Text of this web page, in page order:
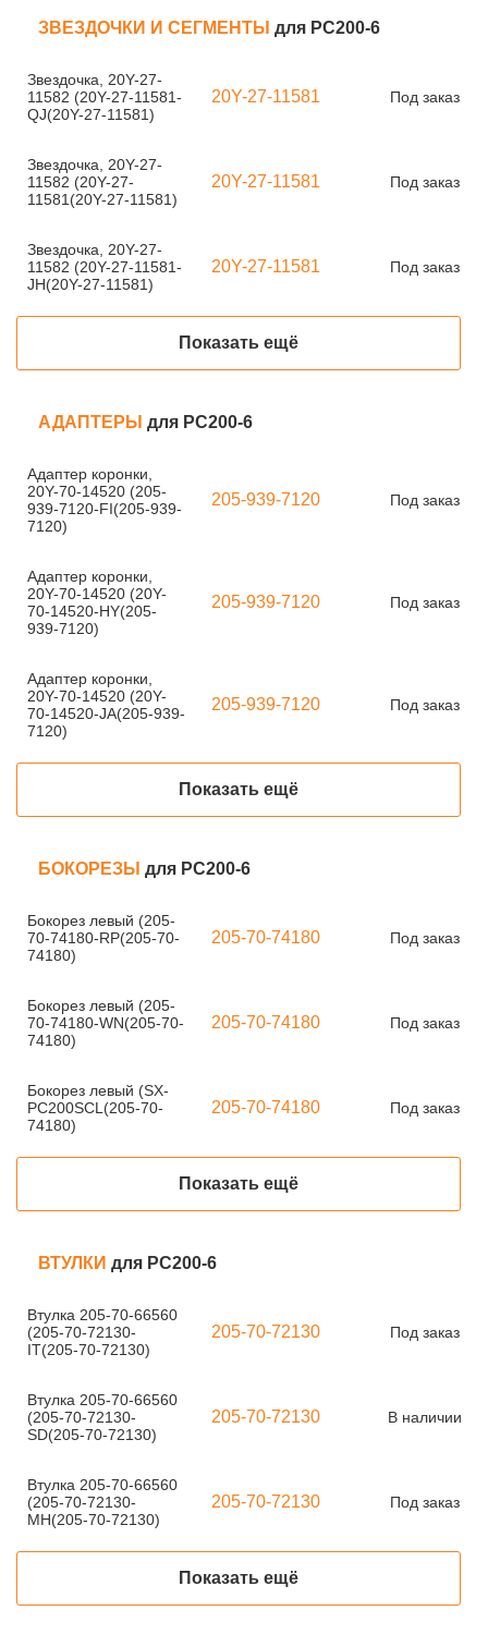
ЗВЕЗДОЧКИ И СЕГМЕНТЫ для PC200-6
Звездочка, 20Y-27-
11582 (20Y-27-11581-
QJ(20Y-27-11581)
20Y-27-11581 Под заказ
Звездочка, 20Y-27-
11582 (20Y-27-
11581(20Y-27-11581)
20Y-27-11581 Под заказ
Звездочка, 20Y-27-
11582 (20Y-27-11581-
JH(20Y-27-11581)
20Y-27-11581 Под заказ
Показать ещё
АДАПТЕРЫ для PC200-6
Адаптер коронки,
20Y-70-14520 (205-
939-7120-FI(205-939-
7120)
205-939-7120 Под заказ
Адаптер коронки,
20Y-70-14520 (20Y-
70-14520-HY(205-
939-7120)
205-939-7120 Под заказ
Адаптер коронки,
20Y-70-14520 (20Y-
70-14520-JA(205-939-
7120)
205-939-7120 Под заказ
Показать ещё
БОКОРЕЗЫ для PC200-6
Бокорез левый (205-
70-74180-RP(205-70-
74180)
205-70-74180 Под заказ
Бокорез левый (205-
70-74180-WN(205-70-
74180)
205-70-74180 Под заказ
Бокорез левый (SX-
PC200SCL(205-70-
74180)
205-70-74180 Под заказ
Показать ещё
ВТУЛКИ для PC200-6
Втулка 205-70-66560
(205-70-72130-
IT(205-70-72130)
205-70-72130 Под заказ
Втулка 205-70-66560
(205-70-72130-
SD(205-70-72130)
205-70-72130 В наличии
Втулка 205-70-66560
(205-70-72130-
MH(205-70-72130)
205-70-72130 Под заказ
Показать ещё